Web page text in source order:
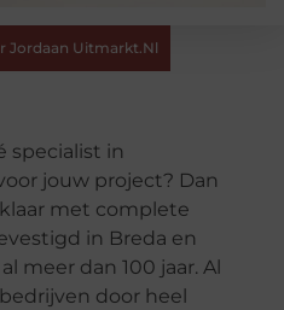
Jordaan Uitmarkt.nl
specialist in
jouw project? Dan
met complete
in Breda en
meer dan 100 jaar. Al
door heel